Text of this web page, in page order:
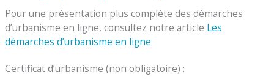
Pour une présentation plus complète des démarches
d’urbanisme en ligne, consultez notre article Les
démarches d’urbanisme en ligne
Certificat d’urbanisme (non obligatoire) :